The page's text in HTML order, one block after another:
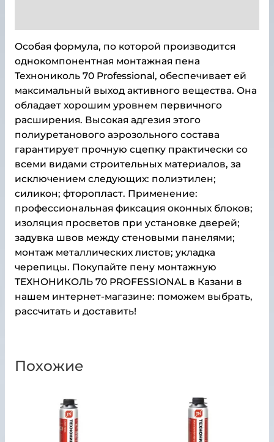
Особая формула, по которой производится
однокомпонентная монтажная пена
Технониколь 70 Professional, обеспечивает ей
максимальный выход активного вещества. Она
обладает хорошим уровнем первичного
расширения. Высокая адгезия этого
полиуретанового аэрозольного состава
гарантирует прочную сцепку практически со
всеми видами строительных материалов, за
исключением следующих: полиэтилен;
силикон; фторопласт. Применение:
профессиональная фиксация оконных блоков;
изоляция просветов при установке дверей;
задувка швов между стеновыми панелями;
монтаж металлических листов; укладка
черепицы. Покупайте пену монтажную
ТЕХНОНИКОЛЬ 70 PROFESSIONAL в Казани в
нашем интернет-магазине: поможем выбрать,
рассчитать и доставить!
Похожие